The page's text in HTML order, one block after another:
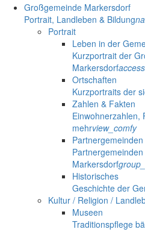
Großgemeinde Markersdorf
Portrait, Landleben & Bildung
Portrait
Leben in der
Kurzportrait der
Markersdorf
Ortschaften
Kurzportraits der
Zahlen & Fakten
Einwohnerzahlen,
mehrview_comfy
Partnergemeinden
Markersdorf
Historisches
Geschichte der
Kultur / Religion /
Museen
Traditionspflege